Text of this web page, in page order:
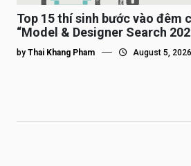
Top 15 thí sinh bước vào đêm
“Model & Designer Search
by Thai Khang Pham August 5, 2026